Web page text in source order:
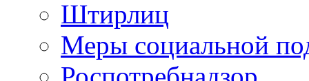
Штирлиц
Меры социальной